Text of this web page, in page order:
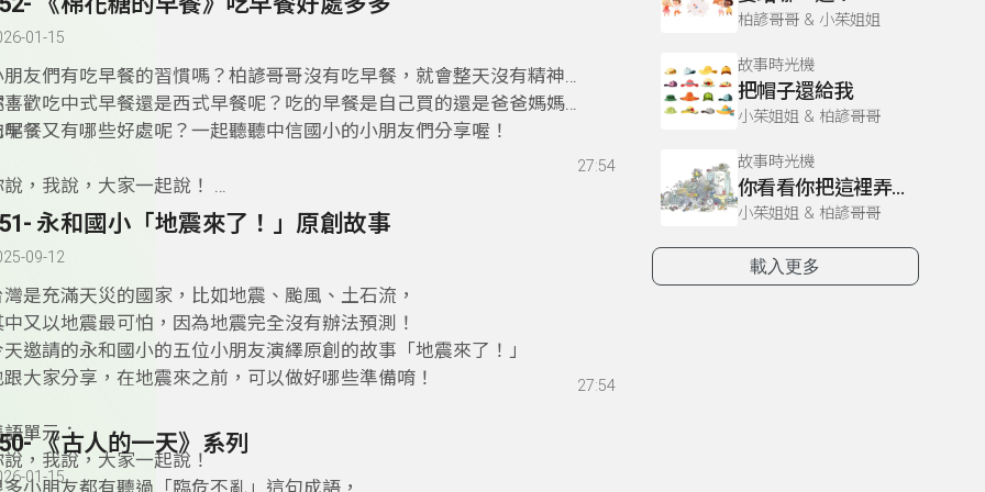
例如：sweet, tart, juicy, crunchy, mealy
打開《你說，我說，大家一起說！》跟著Nora老師一起學英文囉！
01-15
朋友們有吃早餐的習慣嗎？柏諺哥哥沒有吃早餐，就會整天沒有精神
！
喜歡吃中式早餐還是西式早餐呢？吃的早餐是自己買的還是爸爸媽媽做
呢？
早餐又有哪些好處呢？一起聽聽中信國小的小朋友們分享喔！
說，我說，大家一起說！
多小朋友都有聽過「民以食為天」這句話，
過你們知道「民以食為天」這句話的英語要怎麼說嗎？
答案是：「Bread is the staff of life.」
知道這句話中有哪些單字片語可以學習嗎？
打開《你說，我說，大家一起說！》跟著Nora老師一起學英文囉！
27:54
永和國小「地震來了！」原創故事
09-12
灣是充滿天災的國家，比如地震、颱風、土石流，
中又以地震最可怕，因為地震完全沒有辦法預測！
天邀請的永和國小的五位小朋友演繹原創的故事「地震來了！」
跟大家分享，在地震來之前，可以做好哪些準備唷！
語單元：
說，我說，大家一起說！
多小朋友都有聽過「臨危不亂」這句成語，
27:54
《古人的一天》系列
01-15
柏諺哥哥 & 小茱姐姐
故事時光機
把帽子還給我
小茱姐姐 & 柏諺哥哥
故事時光機
你看看你把這裡弄得這麼亂
小茱姐姐 & 柏諺哥哥
載入更多